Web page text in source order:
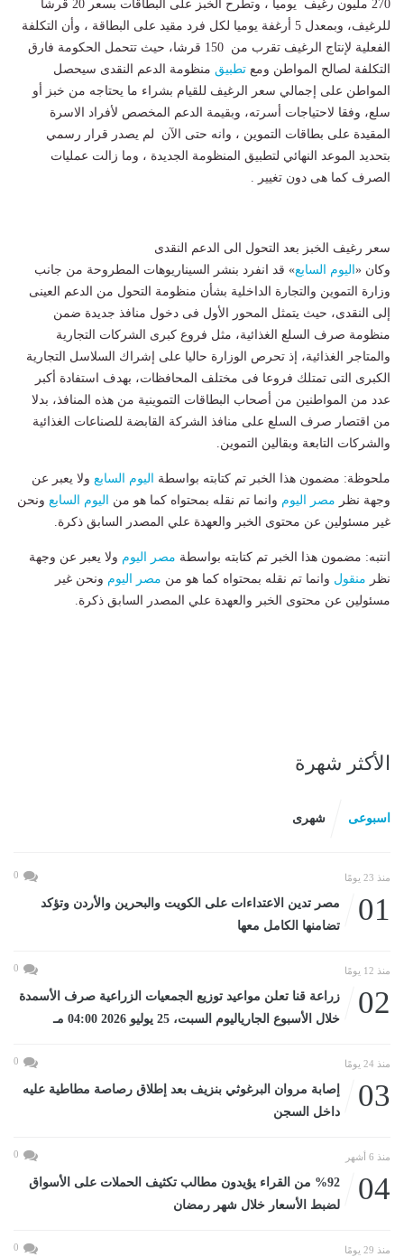
270 مليون رغيف يوميا ، وتطرح الخبز على البطاقات بسعر 20 قرشا
للرغيف، وبمعدل 5 أرغفة يوميا لكل فرد مقيد على البطاقة ، وأن التكلفة
الفعلية لإنتاج الرغيف تقرب من 150 قرشا، حيث تتحمل الحكومة فارق
التكلفة لصالح المواطن ومع تطبيق منظومة الدعم النقدى سيحصل
المواطن على إجمالي سعر الرغيف للقيام بشراء ما يحتاجه من خبز أو
سلع، وفقا لاحتياجات أسرته، وبقيمة الدعم المخصص لأفراد الاسرة
المقيدة على بطاقات التموين ، وانه حتى الآن لم يصدر قرار رسمي
بتحديد الموعد النهائي لتطبيق المنظومة الجديدة ، وما زالت عمليات
الصرف كما هى دون تغيير .
اليوم السابع» قد انفرد بنشر السيناريوهات المطروحة من جانب
وزارة التموين والتجارة الداخلية بشأن منظومة التحول من الدعم العينى
إلى النقدى، حيث يتمثل المحور الأول فى دخول منافذ جديدة ضمن
منظومة صرف السلع الغذائية، مثل فروع كبرى الشركات التجارية
والمتاجر الغذائية، إذ تحرص الوزارة حاليا على إشراك السلاسل التجارية
الكبرى التى تمتلك فروعا فى مختلف المحافظات، بهدف استفادة أكبر
عدد من المواطنين من أصحاب البطاقات التموينية من هذه المنافذ، بدلا
من اقتصار صرف السلع على منافذ الشركة القابضة للصناعات الغذائية
والشركات التابعة وبقالين التموين.
ملحوظة: مضمون هذا الخبر تم كتابته بواسطة اليوم السابع ولا يعبر عن
وجهة نظر مصر اليوم وانما تم نقله بمحتواه كما هو من اليوم السابع ونحن
غير مسئولين عن محتوى الخبر والعهدة علي المصدر السابق ذكرة.
انتبه: مضمون هذا الخبر تم كتابته بواسطة مصر اليوم ولا يعبر عن وجهة
نظر منقول وانما تم نقله بمحتواه كما هو من مصر اليوم ونحن غير
مسئولين عن محتوى الخبر والعهدة علي المصدر السابق ذكرة.
الأكثر شهرة
اسبوعى شهرى
منذ 23 يومًا 0
01
مصر تدين الاعتداءات على الكويت والبحرين والأردن وتؤكد
تضامنها الكامل معها
منذ 12 يومًا 0
02
زراعة قنا تعلن مواعيد توزيع الجمعيات الزراعية صرف الأسمدة
خلال الأسبوع الجارياليوم السبت، 25 يوليو 2026 04:00 مـ
منذ 24 يومًا 0
03
إصابة مروان البرغوثي بنزيف بعد إطلاق رصاصة مطاطية عليه
داخل السجن
منذ 6 أشهر 0
04
%92 من القراء يؤيدون مطالب تكثيف الحملات على الأسواق
لضبط الأسعار خلال شهر رمضان
منذ 29 يومًا 0